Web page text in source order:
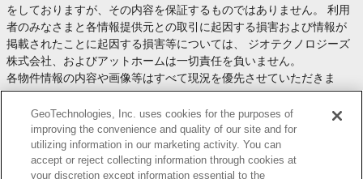
をしておりますが、その内容を保証するものではありません。 利用
者のみなさまと各情報提供元との取引に起因する損害および情報が
掲載されたことに起因する損害等については、 ジオテクノロジーズ
株式会社、およびアットホームは一切責任を負いません。
各物件情報の内容や画像等はすべて現況を優先させていただきま
す。
お取引等（お取引の準備、資金調達等を含みます）の際には、内容
や契約条件等について、 各情報提供元より十分な説明を受け、ご自
身でご確認の上、判断してください。
このコーナーへの物件情報のご掲載、その他不動産業務ソリューシ
GeoTechnologies, Inc. uses cookies for the purposes of
improving the convenience and quality of our site and for
utilizing information in our marketing activity. You can
accept or reject collecting information through cookies at
your discretion except information essential to the